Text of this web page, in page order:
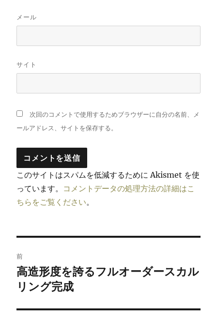
メール
サイト
次回のコメントで使用するためブラウザーに自分の名前、メ
ールアドレス、サイトを保存する。
このサイトはスパムを低減するために Akismet を使
っています。 コメントデータの処理方法の詳細はこ
ちらをご覧ください。
稿
ナ
ビ
前
前
の
稿:
高造形度を誇るフルオーダースカル
リング完成